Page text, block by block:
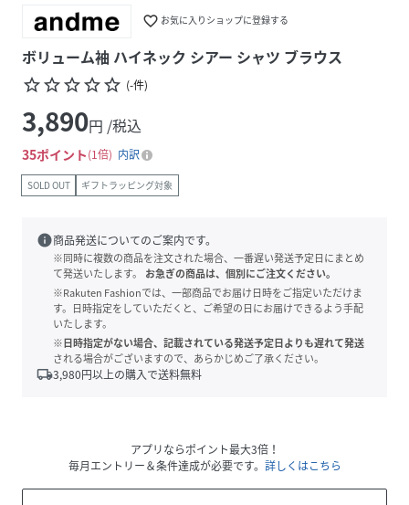
favorite_border お気に入りショップに登録する
ボリューム袖 ハイネック シアー シャツ ブラウス
star_borderstar_borderstar_borderstar_borderstar_border (-件)
3,890円 /税込
35ポイント 1倍 内訳
SOLD OUT ギフトラッピング対象
info商品発送についてのご案内です。
※同時に複数の商品を注文された場合、一番遅い発送予定日にまとめ
て発送いたします。
お急ぎの商品は、個別にご注文ください。
※Rakuten Fashionでは、一部商品でお届け日時をご指定いただけま
す。日時指定をしていただくと、ご希望の日にお届けできるよう手配
いたします。
※日時指定がない場合、記載されている発送予定日よりも遅れて発送
される場合がございますので、あらかじめご了承ください。
local_shipping3,980円以上の購入で送料無料
アプリならポイント最大3倍！
毎月エントリー＆条件達成が必要です。 詳しくはこちら